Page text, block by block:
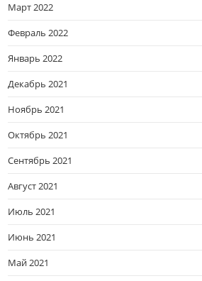
Март 2022
Февраль 2022
Январь 2022
Декабрь 2021
Ноябрь 2021
Октябрь 2021
Сентябрь 2021
Август 2021
Июль 2021
Июнь 2021
Май 2021